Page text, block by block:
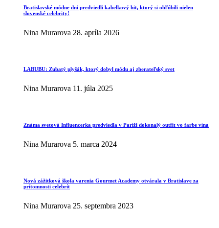
Bratislavské módne dni predviedli kabelkový hit, ktorý si obľúbili nielen
slovenské celebrity!
Nina Murarova 28. apríla 2026
LABUBU: Zubatý plyšák, ktorý dobyl módu aj zberateľský svet
Nina Murarova 11. júla 2025
Známa svetová Influencerka predviedla v Paríži dokonalý outfit vo farbe vína
Nina Murarova 5. marca 2024
Nová zážitková škola varenia Gourmet Academy otvárala v Bratislave za
prítomnosti celebrít
Nina Murarova 25. septembra 2023